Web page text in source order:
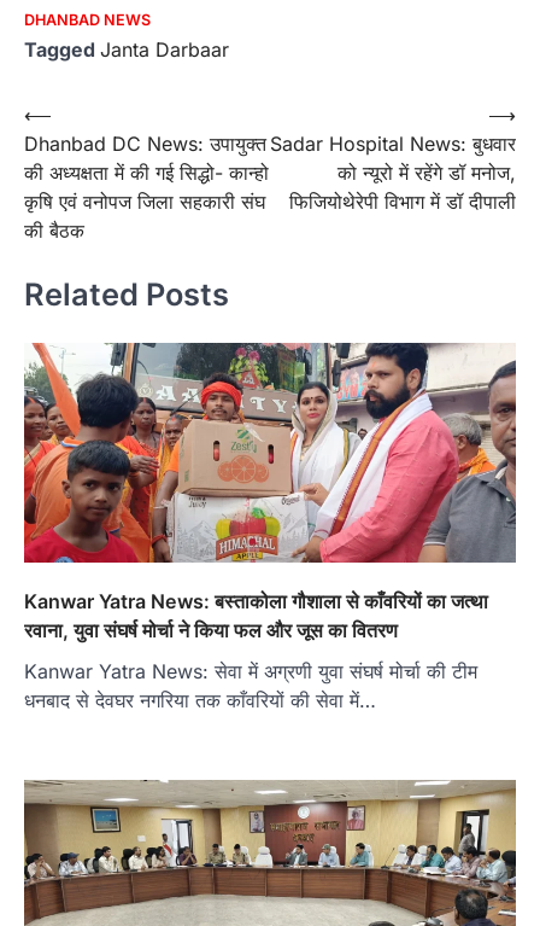
DHANBAD NEWS
Tagged Janta Darbaar
Post
navigation
⟵
Dhanbad DC News: उपायुक्त
की अध्यक्षता में की गई सिद्धो- कान्हो
कृषि एवं वनोपज जिला सहकारी संघ
की बैठक
Sadar Hospital News: बुधवार
को न्यूरो में रहेंगे डॉ मनोज,
फिजियोथेरेपी विभाग में डॉ दीपाली
⟶
Related Posts
Kanwar Yatra News: बस्ताकोला गौशाला से काँवरियों का जत्था
रवाना, युवा संघर्ष मोर्चा ने किया फल और जूस का वितरण
Kanwar Yatra News: सेवा में अग्रणी युवा संघर्ष मोर्चा की टीम
धनबाद से देवघर नगरिया तक काँवरियों की सेवा में…